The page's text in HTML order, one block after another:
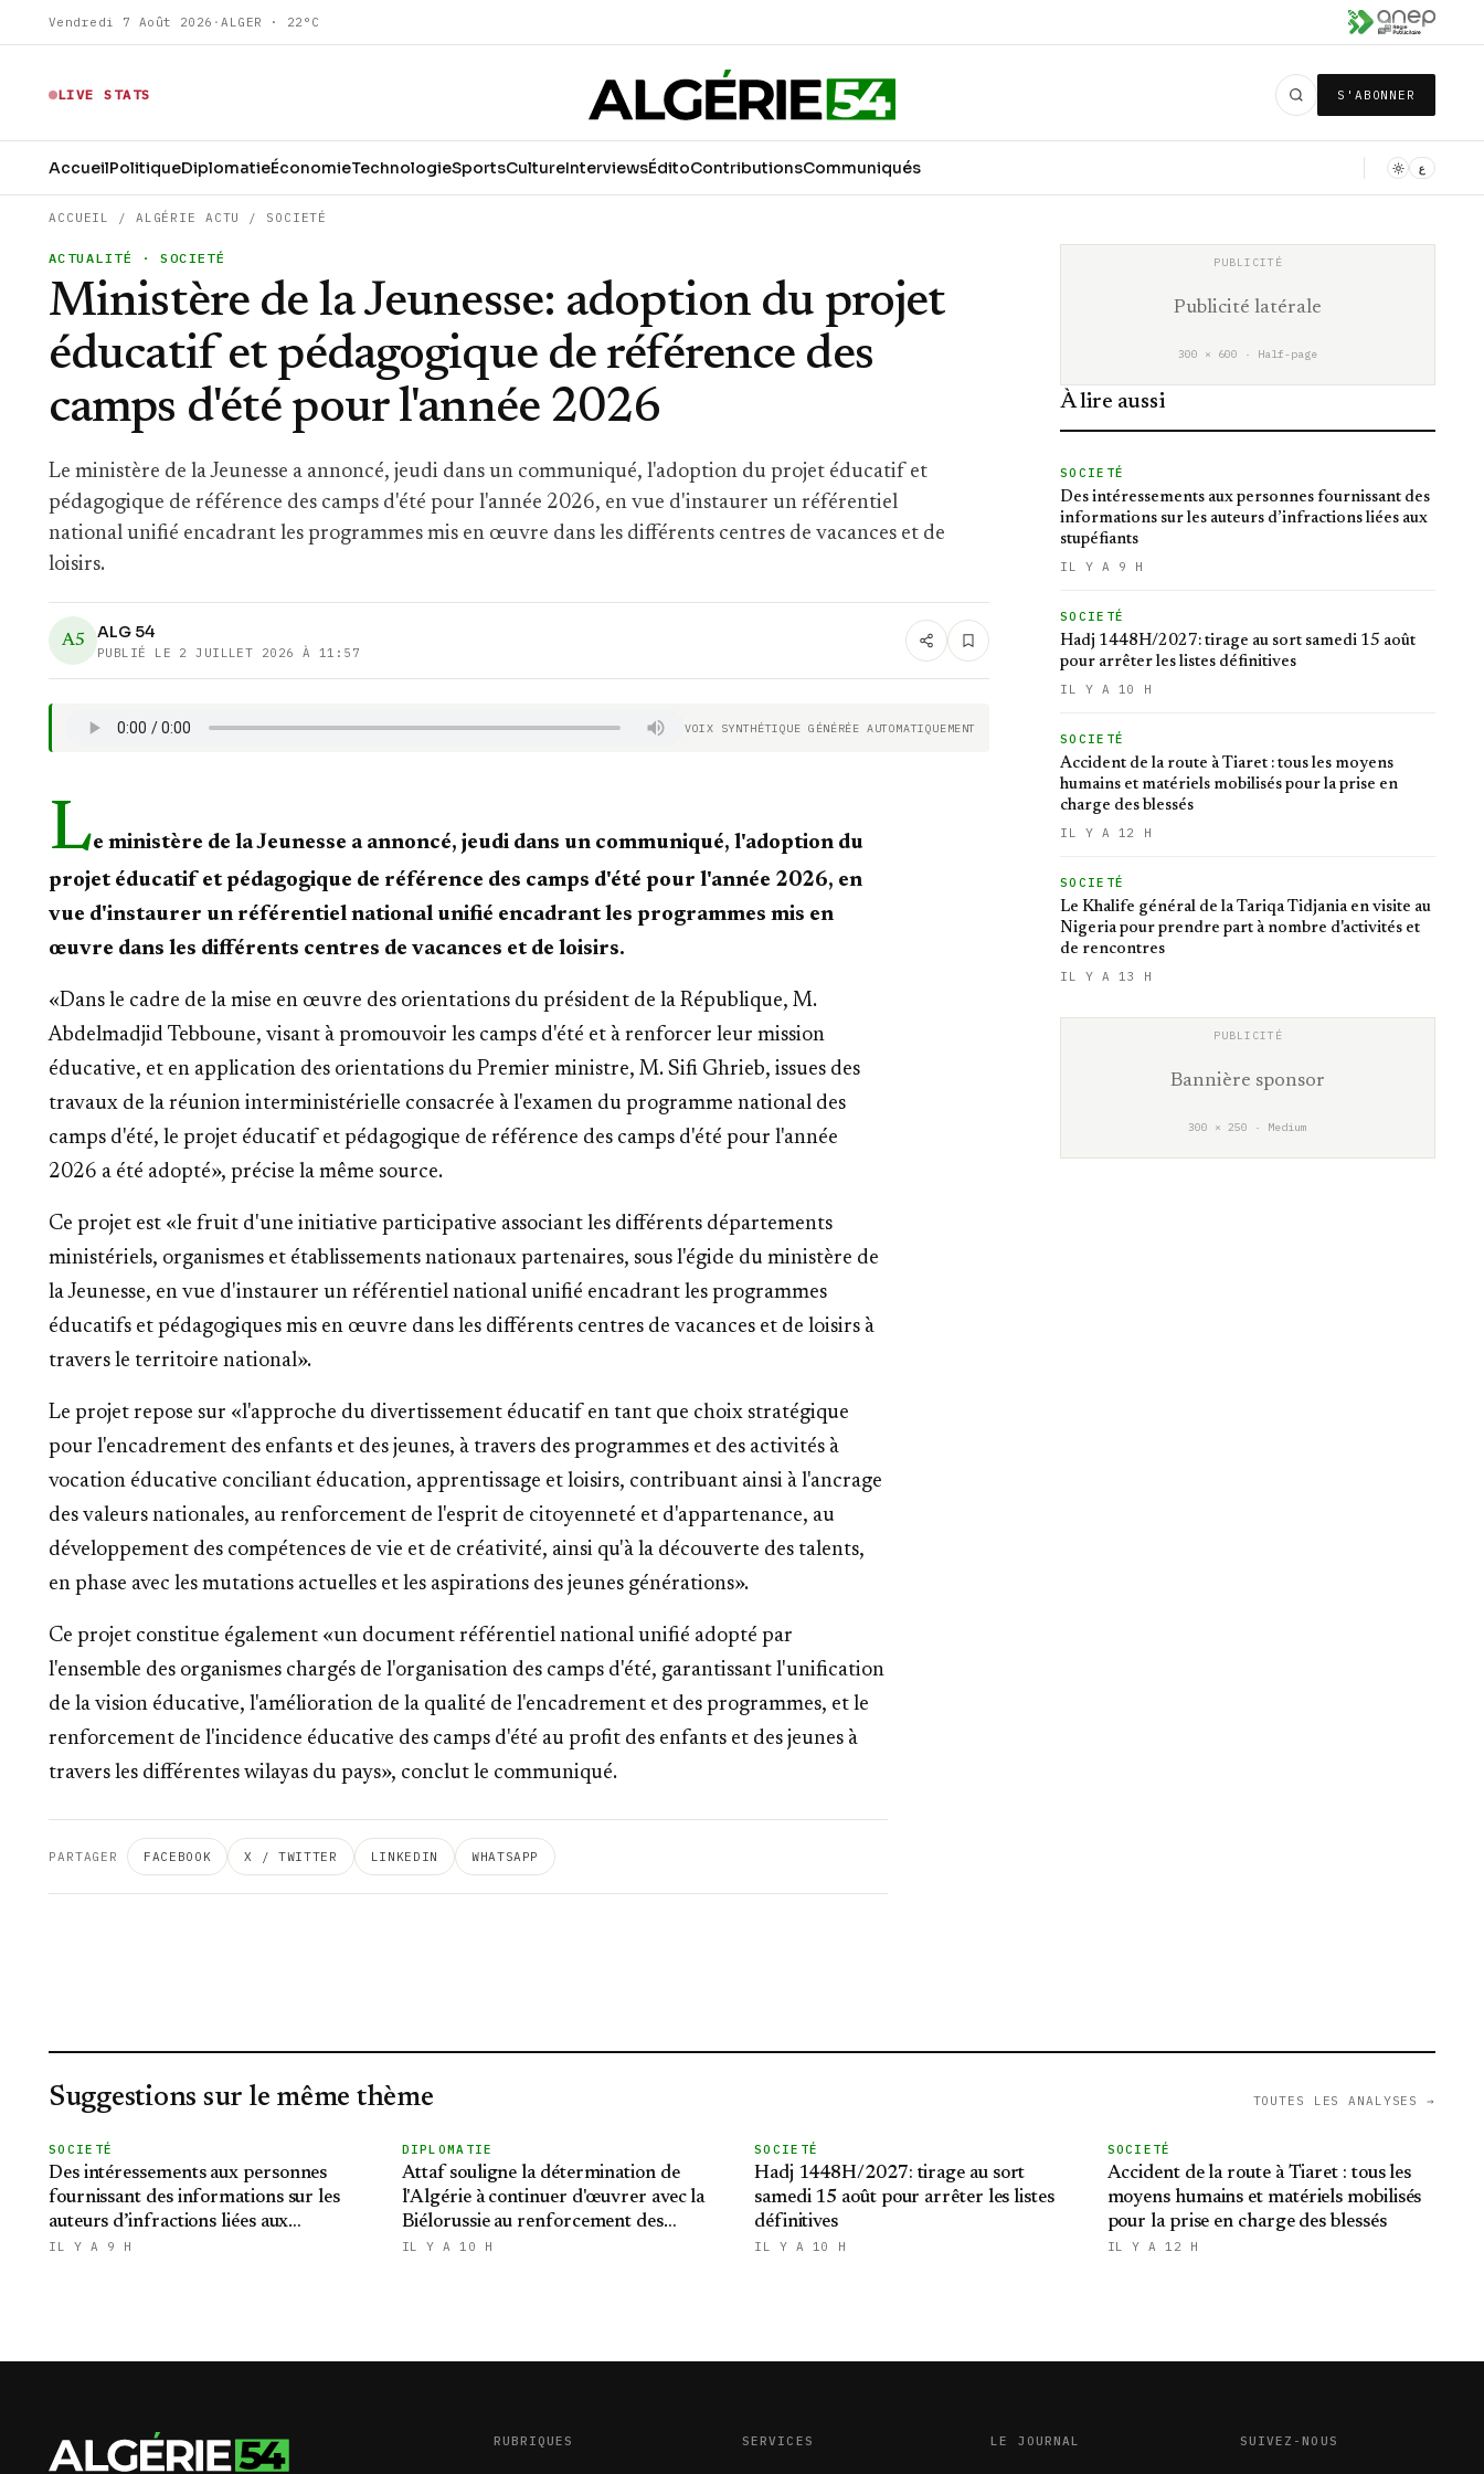
Vendredi 7 Août 2026 ·ALGER · 22°C
LIVE STATS S'ABONNER
AccueilPolitiqueDiplomatieÉconomieTechnologieSportsCultureInterviewsÉditoContributionsCommuniqués ع
ACCUEIL / ALGÉRIE ACTU / SOCIETÉ
ACTUALITÉ · SOCIETÉ
Ministère de la Jeunesse: adoption du projet
éducatif et pédagogique de référence des
camps d'été pour l'année 2026
Le ministère de la Jeunesse a annoncé, jeudi dans un communiqué, l'adoption du projet éducatif et
pédagogique de référence des camps d'été pour l'année 2026, en vue d'instaurer un référentiel
national unifié encadrant les programmes mis en œuvre dans les différents centres de vacances et de
loisirs.
A5 ALG 54
PUBLIÉ LE 2 JUILLET 2026 À 11:57
VOIX SYNTHÉTIQUE GÉNÉRÉE AUTOMATIQUEMENT
Le ministère de la Jeunesse a annoncé, jeudi dans un communiqué, l'adoption du
projet éducatif et pédagogique de référence des camps d'été pour l'année 2026, en
vue d'instaurer un référentiel national unifié encadrant les programmes mis en
œuvre dans les différents centres de vacances et de loisirs.
«Dans le cadre de la mise en œuvre des orientations du président de la République, M.
Abdelmadjid Tebboune, visant à promouvoir les camps d'été et à renforcer leur mission
éducative, et en application des orientations du Premier ministre, M. Sifi Ghrieb, issues des
travaux de la réunion interministérielle consacrée à l'examen du programme national des
camps d'été, le projet éducatif et pédagogique de référence des camps d'été pour l'année
2026 a été adopté», précise la même source.
Ce projet est «le fruit d'une initiative participative associant les différents départements
ministériels, organismes et établissements nationaux partenaires, sous l'égide du ministère de
la Jeunesse, en vue d'instaurer un référentiel national unifié encadrant les programmes
éducatifs et pédagogiques mis en œuvre dans les différents centres de vacances et de loisirs à
travers le territoire national».
Le projet repose sur «l'approche du divertissement éducatif en tant que choix stratégique
pour l'encadrement des enfants et des jeunes, à travers des programmes et des activités à
vocation éducative conciliant éducation, apprentissage et loisirs, contribuant ainsi à l'ancrage
des valeurs nationales, au renforcement de l'esprit de citoyenneté et d'appartenance, au
développement des compétences de vie et de créativité, ainsi qu'à la découverte des talents,
en phase avec les mutations actuelles et les aspirations des jeunes générations».
Ce projet constitue également «un document référentiel national unifié adopté par
l'ensemble des organismes chargés de l'organisation des camps d'été, garantissant l'unification
de la vision éducative, l'amélioration de la qualité de l'encadrement et des programmes, et le
renforcement de l'incidence éducative des camps d'été au profit des enfants et des jeunes à
travers les différentes wilayas du pays», conclut le communiqué.
PARTAGER FACEBOOK X / TWITTER LINKEDIN WHATSAPP
Publicité latérale
300 × 600 · Half-page
À lire aussi
SOCIETÉ
Des intéressements aux personnes fournissant des
informations sur les auteurs d’infractions liées aux
stupéfiants
IL Y A 9 H
SOCIETÉ
Hadj 1448H/2027: tirage au sort samedi 15 août
pour arrêter les listes définitives
IL Y A 10 H
SOCIETÉ
Accident de la route à Tiaret : tous les moyens
humains et matériels mobilisés pour la prise en
charge des blessés
IL Y A 12 H
SOCIETÉ
Le Khalife général de la Tariqa Tidjania en visite au
Nigeria pour prendre part à nombre d'activités et
de rencontres
IL Y A 13 H
Bannière sponsor
300 × 250 · Medium
Suggestions sur le même thème TOUTES LES ANALYSES →
SOCIETÉ
Des intéressements aux personnes
fournissant des informations sur les
auteurs d’infractions liées aux
stupéfiants
IL Y A 9 H
DIPLOMATIE
Attaf souligne la détermination de
l'Algérie à continuer d'œuvrer avec la
Biélorussie au renforcement des
relations bilatérales
IL Y A 10 H
SOCIETÉ
Hadj 1448H/2027: tirage au sort
samedi 15 août pour arrêter les listes
définitives
IL Y A 10 H
SOCIETÉ
Accident de la route à Tiaret : tous les
moyens humains et matériels mobilisés
pour la prise en charge des blessés
IL Y A 12 H
RUBRIQUES SERVICES LE JOURNAL SUIVEZ-NOUS